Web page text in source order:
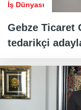
İş Dünyası
Gebze Ticaret
tedarikçi